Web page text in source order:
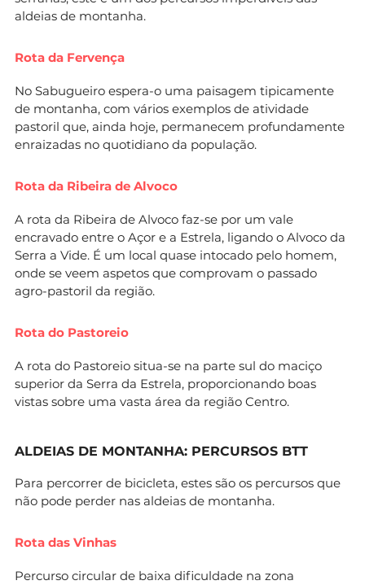
aldeias de montanha.
Rota da Fervença
No Sabugueiro espera-o uma paisagem tipicamente
de montanha, com vários exemplos de atividade
pastoril que, ainda hoje, permanecem profundamente
enraizadas no quotidiano da população.
Rota da Ribeira de Alvoco
A rota da Ribeira de Alvoco faz-se por um vale
encravado entre o Açor e a Estrela, ligando o Alvoco da
Serra a Vide. É um local quase intocado pelo homem,
onde se veem aspetos que comprovam o passado
agro-pastoril da região.
Rota do Pastoreio
A rota do Pastoreio situa-se na parte sul do maciço
superior da Serra da Estrela, proporcionando boas
vistas sobre uma vasta área da região Centro.
ALDEIAS DE MONTANHA: PERCURSOS BTT
Para percorrer de bicicleta, estes são os percursos que
não pode perder nas aldeias de montanha.
Rota das Vinhas
Percurso circular de baixa dificuldade na zona